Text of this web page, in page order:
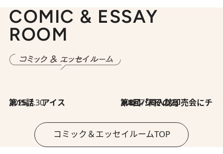
COMIC & ESSAY
ROOM
2026.7.30
第15話 アイス 2026.7.30
第8回「同人誌即売会にチャレンジ その2」
コミック＆エッセイルームTOP